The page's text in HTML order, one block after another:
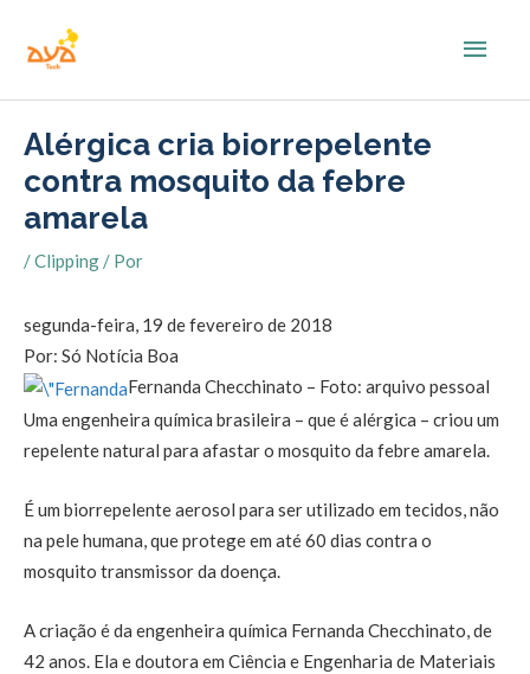
para
conteúdo
Alérgica cria biorrepelente
contra mosquito da febre
amarela
/Clipping / Por
segunda-feira, 19 de fevereiro de 2018
Por: Só Notícia Boa
Fernanda Checchinato – Foto: arquivo pessoal
Uma engenheira química brasileira – que é alérgica – criou um
repelente natural para afastar o mosquito da febre amarela.
É um biorrepelente aerosol para ser utilizado em tecidos, não
na pele humana, que protege em até 60 dias contra o
mosquito transmissor da doença.
A criação é da engenheira química Fernanda Checchinato, de
42 anos. Ela e doutora em Ciência e Engenharia de Materiais